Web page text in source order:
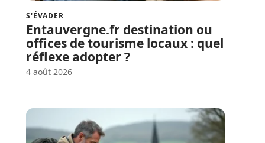
S'ÉVADER
Entauvergne.fr destination ou
offices de tourisme locaux : quel
réflexe adopter ?
4 août 2026